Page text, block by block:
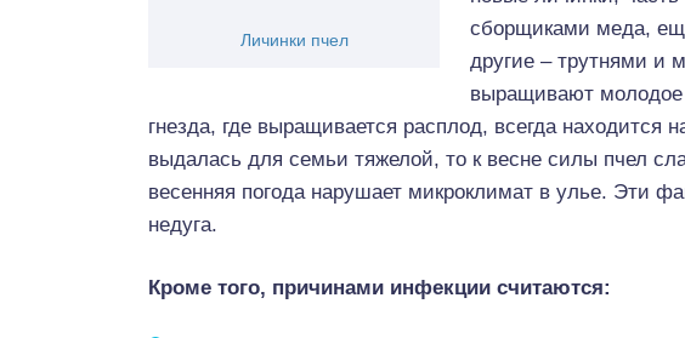
Личинки пчел
сборщиками меда,
другие – трутнями и
выращивают молодое
гнезда, где выращивается расплод, всегда находится
выдалась для семьи тяжелой, то к весне силы пчел
весенняя погода нарушает микроклимат в улье. Эти
недуга.
Кроме того, причинами инфекции считаются: